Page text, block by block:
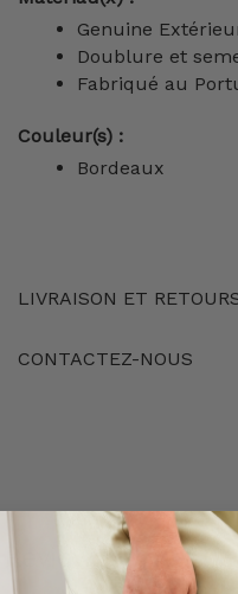
Genuine
Doublure et
Fabriqué au
Couleur(s) :
Bordeaux
LIVRAISON ET
CONTACTEZ-NOUS